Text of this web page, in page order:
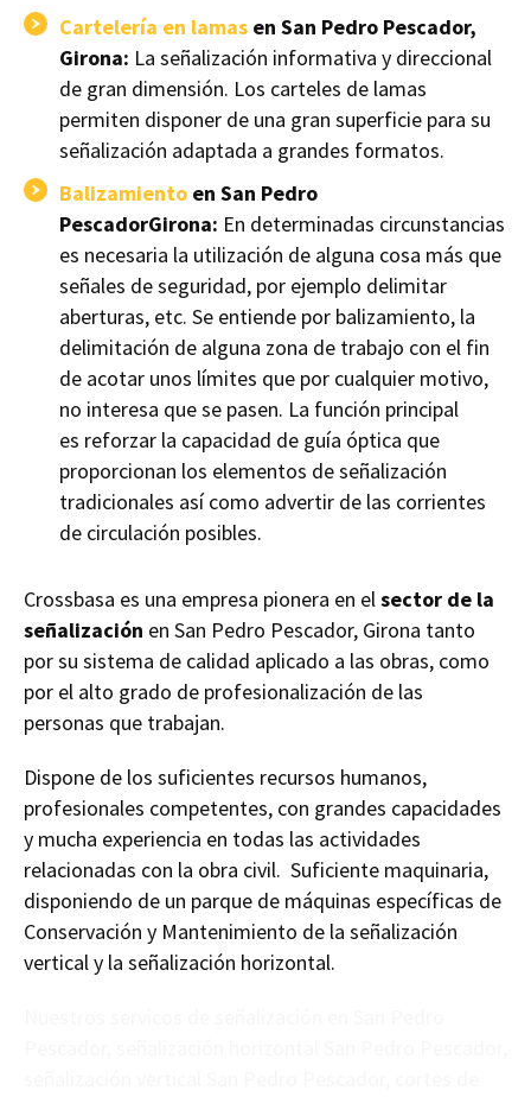
Cartelería en lamas en San Pedro Pescador,
Girona: La señalización informativa y direccional
de gran dimensión. Los carteles de lamas
permiten disponer de una gran superficie para su
señalización adaptada a grandes formatos.
Balizamiento en San Pedro
PescadorGirona: En determinadas circunstancias
es necesaria la utilización de alguna cosa más que
señales de seguridad, por ejemplo delimitar
aberturas, etc. Se entiende por balizamiento, la
delimitación de alguna zona de trabajo con el fin
de acotar unos límites que por cualquier motivo,
no interesa que se pasen. La función principal
es reforzar la capacidad de guía óptica que
proporcionan los elementos de señalización
tradicionales así como advertir de las corrientes
de circulación posibles.
Crossbasa es una empresa pionera en elsector de la
señalización en San Pedro Pescador, Girona tanto
por su sistema de calidad aplicado a las obras, como
por el alto grado de profesionalización de las
personas que trabajan.
Dispone de los suficientes recursos humanos,
profesionales competentes, con grandes capacidades
y mucha experiencia en todas las actividades
relacionadas con la obra civil. Suficiente maquinaria,
disponiendo de un parque de máquinas específicas de
Conservación y Mantenimiento de la señalización
vertical y la señalización horizontal.